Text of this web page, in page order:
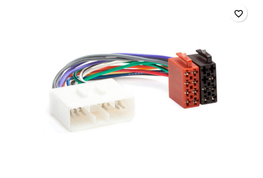
favorite_border